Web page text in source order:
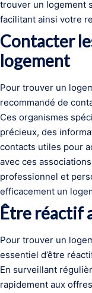
trouver un logement
facilitant ainsi votre
Contacter
logement
Pour trouver un
recommandé de
Ces organismes
précieux, des
contacts utiles pour
avec ces
professionnel et
efficacement un
Être réactif
Pour trouver un
essentiel d’être
En surveillant
rapidement aux